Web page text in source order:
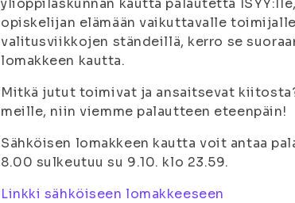
ylioppilaskunnan kautta palautetta
opiskelijan elämään vaikuttavalle
valitusviikkojen ständeillä, kerro se
lomakkeen kautta.
Mitkä jutut toimivat ja ansaitsevat
meille, niin viemme palautteen eteenpäin!
Sähköisen lomakkeen kautta voit antaa
8.00 sulkeutuu su 9.10. klo 23.59.
Linkki sähköiseen lomakkeeseen